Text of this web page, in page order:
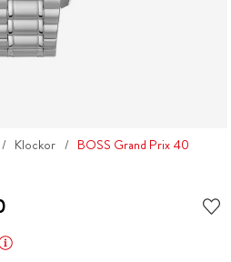
Klockor BOSS Grand Prix 40